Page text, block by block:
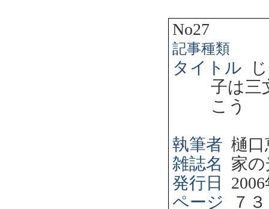
No27
記事種類
タイトル
子は三
こう
執筆者 樋口
雑誌名
家の
発行日
2006
ページ
７３